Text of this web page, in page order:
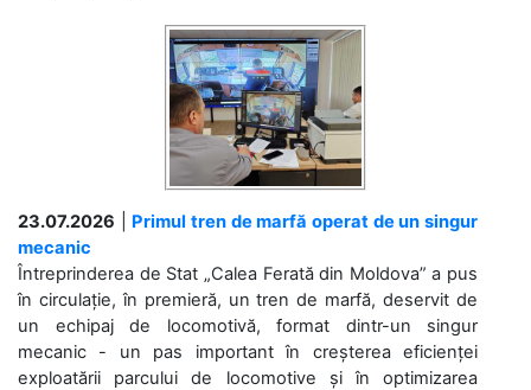
23.07.2026
Primul tren de marfă operat de un singur
mecanic
Întreprinderea de Stat „Calea Ferată din Moldova” a pus
în circulație, în premieră, un tren de marfă, deservit de
un echipaj de locomotivă, format dintr-un singur
mecanic - un pas important în creșterea eficienței
exploatării parcului de locomotive și în optimizarea